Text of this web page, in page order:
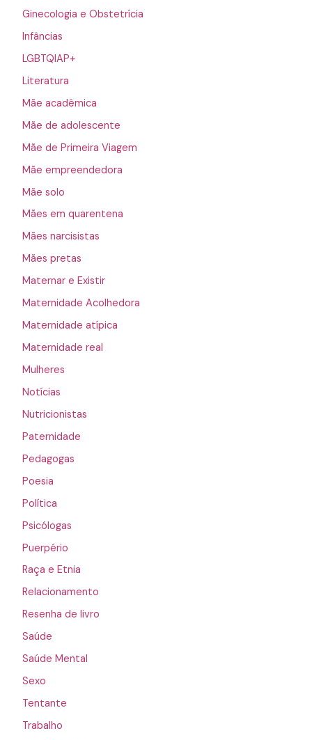
Ginecologia e Obstetrícia
Infâncias
LGBTQIAP+
Literatura
Mãe acadêmica
Mãe de adolescente
Mãe de Primeira Viagem
Mãe empreendedora
Mãe solo
Mães em quarentena
Mães narcisistas
Mães pretas
Maternar e Existir
Maternidade Acolhedora
Maternidade atípica
Maternidade real
Mulheres
Notícias
Nutricionistas
Paternidade
Pedagogas
Poesia
Política
Psicólogas
Puerpério
Raça e Etnia
Relacionamento
Resenha de livro
Saúde
Saúde Mental
Sexo
Tentante
Trabalho